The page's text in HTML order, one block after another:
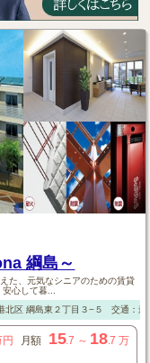
綱島～
た、元気なシニアのための賃貸
心して暮...
北区綱島東２丁目３−５ 交通：最
円 月額 15.7 ～ 18.7 万